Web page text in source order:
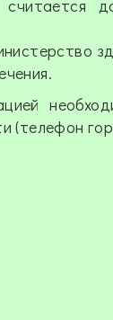
(телефон